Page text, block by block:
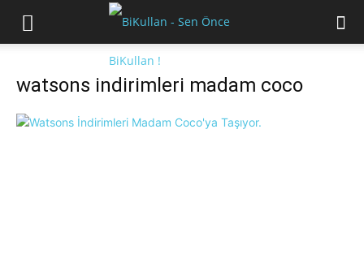
watsons indirimleri madam coco